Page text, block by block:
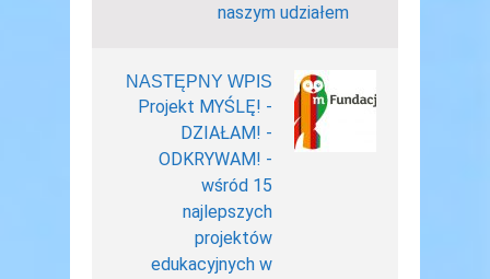
naszym udziałem
NASTĘPNY WPIS
Projekt MYŚLĘ! -
DZIAŁAM! -
ODKRYWAM! -
wśród 15
najlepszych
projektów
edukacyjnych w